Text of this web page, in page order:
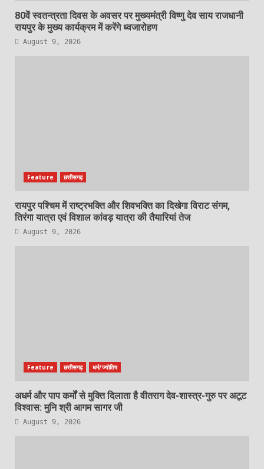
80वें स्वतन्त्रता दिवस के अवसर पर मुख्यमंत्री विष्णु देव साय राजधानी
रायपुर के मुख्य कार्यक्रम में करेंगे ध्वजारोहण
August 9, 2026
Feature छत्तीसगढ़
रायपुर पश्चिम में राष्ट्रभक्ति और शिवभक्ति का दिखेगा विराट संगम,
तिरंगा यात्रा एवं विशाल कांवड़ यात्रा की तैयारियां तेज
August 9, 2026
Feature छत्तीसगढ़ धर्म/ज्योतिष
अधर्म और पाप कर्मों से मुक्ति दिलाता है वीतराग देव-शास्त्र-गुरु पर अटूट
विश्वास: मुनि श्री आगम सागर जी
August 9, 2026